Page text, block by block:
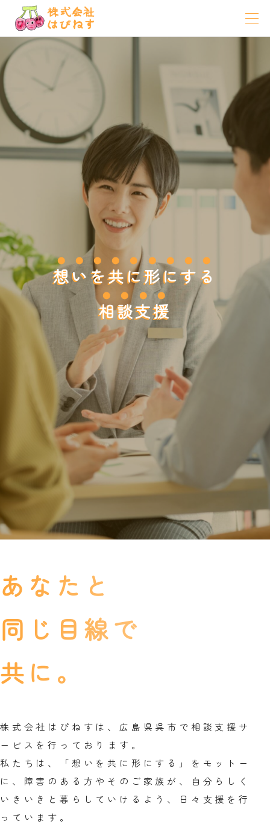
想いを共に形にする
相談支援
あなたと
同じ目線で
共に。
株式会社はぴねすは、広島県呉市で相談支援サ
ービスを行っております。
私たちは、「想いを共に形にする」をモットー
に、障害のある方やそのご家族が、自分らしく
いきいきと暮らしていけるよう、日々支援を行
っています。